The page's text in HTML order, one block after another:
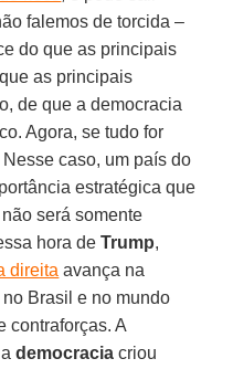
falemos de torcida –
do que as principais
as principais
de que a democracia
Agora, se tudo for
caso, um país do
estratégica que
será somente
hora deTrump,
direita avança na
Brasil e no mundo
contraforças. A
ademocracia criou